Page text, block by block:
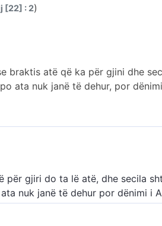
[22] : 2)
braktis atë që ka për gjini dhe
ata nuk janë të dehur, por
për gjiri do ta lë atë, dhe secila
nuk janë të dehur por dënimi i